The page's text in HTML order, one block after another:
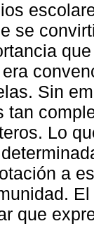
se
Sin
tan
Lo
a
que